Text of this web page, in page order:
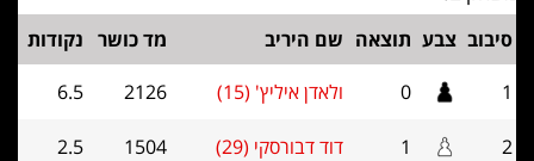
סיבוב צבע תוצאה שם היריב מד כושר נקודות
1
0 ולאדן איליץ' (15) 2126
6.5
2
1 דוד דבורסקי (29) 1504
2.5